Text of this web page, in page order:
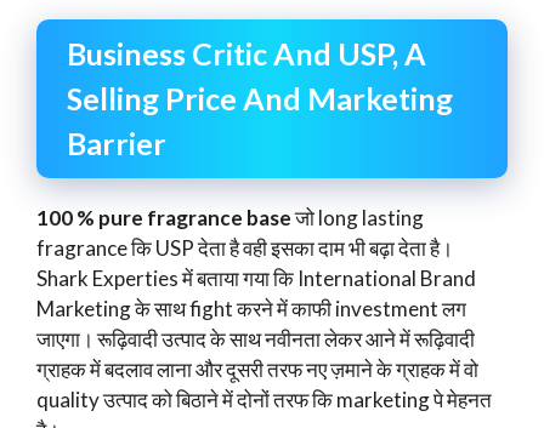
Business Critic And USP, A
Selling Price And Marketing
Barrier
100 % pure fragrance baseजो long lasting
fragrance कि USP देता है वही इसका दाम भी बढ़ा देता है।
Shark Experties में बताया गया कि International Brand
Marketing के साथ fight करने में काफी investment लग
जाएगा। रूढ़िवादी उत्पाद के साथ नवीनता लेकर आने में रूढ़िवादी
ग्राहक में बदलाव लाना और दूसरी तरफ नए ज़माने के ग्राहक में वो
quality उत्पाद को बिठाने में दोनों तरफ कि marketing पे मेहनत